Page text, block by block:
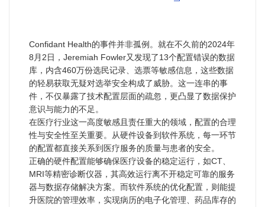
Confidant Health的事件并非孤例。就在不久前的2024年
8月2日， Jeremiah Fowler又发现了13个配置错误的数据
库，内含460万份选民记录、选票等敏感信息，这些数据
的轻易获取无疑对选举安全构成了威胁。这一连串的事
件，不仅暴露了技术配置层面的疏忽，更凸显了数据保护
意识与能力的不足。
在医疗行业这一高度敏感且责任重大的领域，配置的合理
性与安全性至关重要。从硬件设备到软件系统，每一环节
的配置都直接关系到医疗服务的质量与患者的安全。
正确的硬件配置能够确保医疗设备的稳定运行，如CT、
MRI等精密诊断仪器，其高效运行离不开稳定可靠的服务
器与数据存储解决方案。而软件系统的优化配置，则能提
升医院的管理效率，实现病历的电子化管理、药品库存的